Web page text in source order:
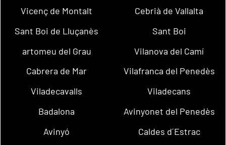
Vicenç de Montalt
Cebrià de Vallalta
Sant Boi de Lluçanès
Sant Boi
artomeu del Grau
Vilanova del Camí
Cabrera de Mar
Vilafranca del Penedès
Viladecavalls
Viladecans
Badalona
Avinyonet del Penedès
Avinyó
Caldes d´Estrac